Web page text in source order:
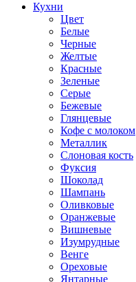
Кухни
Цвет
Белые
Черные
Желтые
Красные
Зеленые
Серые
Бежевые
Глянцевые
Кофе с молоком
Металлик
Слоновая кость
Фуксия
Шоколад
Шампань
Оливковые
Оранжевые
Вишневые
Изумрудные
Венге
Ореховые
Янтарные